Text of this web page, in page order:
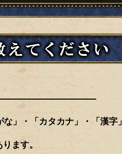
」・「カタカナ」・「漢字」
ます。